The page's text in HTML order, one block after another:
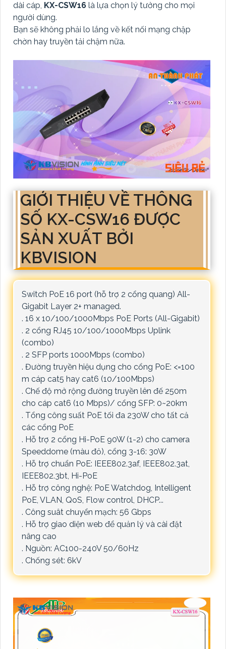
dài cáp, KX-CSW16 là lựa chọn lý tưởng cho mọi
người dùng.
Bạn sẽ không phải lo lắng về kết nối mạng chập
chờn hay truyền tải chậm nữa.
GIỚI THIỆU VỀ THÔNG
SỐ KX-CSW16 ĐƯỢC
SẢN XUẤT BỞI
KBVISION
Switch PoE 16 port (hỗ trợ 2 cổng quang) All-
Gigabit Layer 2+ managed.
. 16 x 10/100/1000Mbps PoE Ports (All-Gigabit)
. 2 cổng RJ45 10/100/1000Mbps Uplink
(combo)
. 2 SFP ports 1000Mbps (combo)
. Đường truyền hiệu dụng cho cổng PoE: <=100
m cáp cat5 hay cat6 (10/100Mbps)
. Chế độ mở rộng đường truyền lên đế 250m
cho cáp cat6 (10 Mbps)/ cổng SFP: 0~20km
. Tổng công suất PoE tối đa 230W cho tất cả
các cổng PoE
. Hỗ trợ 2 cổng Hi-PoE 90W (1-2) cho camera
Speeddome (màu đỏ), cổng 3-16: 30W
. Hỗ trợ chuẩn PoE: IEEE802.3af, IEEE802.3at,
IEEE802.3bt, Hi-PoE
. Hỗ trợ công nghệ: PoE Watchdog, Intelligent
PoE, VLAN, QoS, Flow control, DHCP...
. Công suât chuyển mạch: 56 Gbps
. Hỗ trợ giao diện web để quản lý và cài đặt
nâng cao
. Nguồn: AC100-240V 50/60Hz
. Chống sét: 6kV